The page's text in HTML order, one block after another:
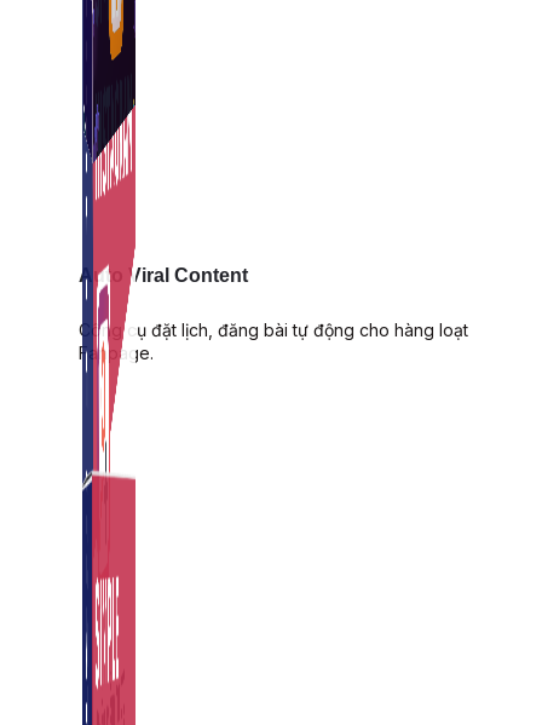
Auto Viral Content
Công cụ đặt lịch, đăng bài tự động cho hàng loạt
Fanpage.